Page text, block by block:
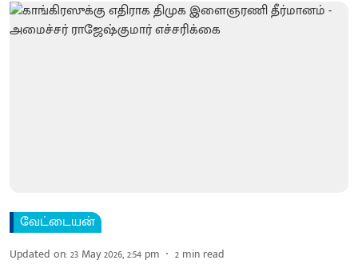
வேட்டையன்
Updated on:23 May 2026, 2:54 pm 2 min read